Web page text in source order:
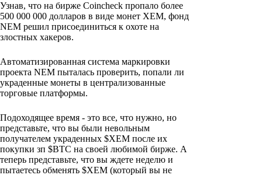
Узнав, что на бирже Coincheck пропало более
500 000 000 долларов в виде монет XEM, фонд
NEM решил присоединиться к охоте на
злостных хакеров.
Автоматизированная система маркировки
проекта NEM пыталась проверить, попали ли
украденные монеты в централизованные
торговые платформы.
Подоходящее время - это все, что нужно, но
представьте, что вы были невольным
получателем украденных $XEM после их
покупки зп $BTC на своей любимой бирже. А
теперь представьте, что вы ждете неделю и
пытаетесь обменять $XEM (который вы не